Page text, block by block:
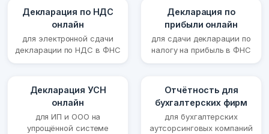
Декларация по НДС
онлайн
для электронной сдачи
декларации по НДС в ФНС
Декларация по
прибыли онлайн
для сдачи декларации по
налогу на прибыль в ФНС
Декларация УСН
онлайн
для ИП и ООО на
упрощённой системе
Отчётность для
бухгалтерских фирм
для бухгалтерских
аутсорсинговых компаний